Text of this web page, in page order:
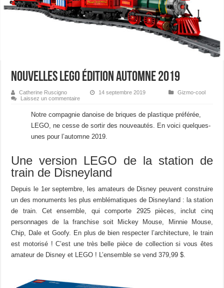
Nouvelles LEGO édition automne 2019
Catherine Ruscigno 14 septembre 2019
Gizmo-cool
Laissez un commentaire
Notre compagnie danoise de briques de plastique préférée,
LEGO, ne cesse de sortir des nouveautés. En voici quelques-
unes pour l’automne 2019.
Une version LEGO de la station de
train de Disneyland
Depuis le 1er septembre, les amateurs de Disney peuvent construire
un des monuments les plus emblématiques de Disneyland : la station
de train. Cet ensemble, qui comporte 2925 pièces, inclut cinq
personnages de la franchise soit Mickey Mouse, Minnie Mouse,
Chip, Dale et Goofy. En plus de bien respecter l’architecture, le train
est motorisé ! C’est une très belle pièce de collection si vous êtes
amateur de Disney et LEGO ! L’ensemble se vend 379,99 $.